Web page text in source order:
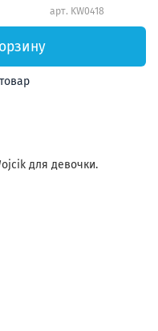
арт. KW0418
для девочки.